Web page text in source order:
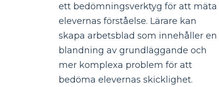
ett bedömningsverktyg för att mäta
elevernas förståelse. Lärare kan
skapa arbetsblad som innehåller en
blandning av grundläggande och
mer komplexa problem för att
bedöma elevernas skicklighet.